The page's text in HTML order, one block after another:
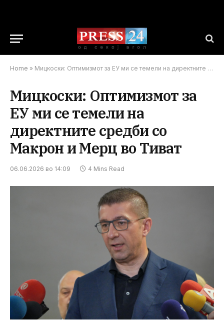
Home » Мицкоски: Оптимизмот за ЕУ ми се темели на директните средби со Макрон и Мерц во Тиват
Мицкоски: Оптимизмот за
ЕУ ми се темели на
директните средби со
Макрон и Мерц во Тиват
06.06.2026 во 14:09 4 Mins Read